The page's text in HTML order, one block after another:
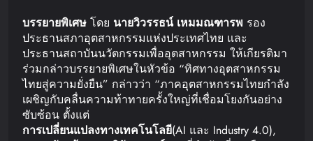
บรรยายพิเศษ โดย นายวิวรรธน์ เหมมณฑารพ รอง
ประธานสภาอุตสาหกรรมแห่งประเทศไทย และ
ประธานสถาบันนวัตกรรมเพื่ออุตสาหกรรม ให้เกียรติมา
ร่วมกล่าวบรรยายพิเศษในหัวข้อ “ทิศทางอุตสาหกรรม
ไทยสู่ความยั่งยืน” กล่าวว่า “ภาคอุตสาหกรรมไทยกำลัง
เผชิญกับคลื่นความท้าทายครั้งใหญ่ที่เชื่อมโยงกันอย่าง
ซับซ้อน ตั้งแต่
การเปลี่ยนแปลงทางเทคโนโลยี(AI และ Industry 4.0),